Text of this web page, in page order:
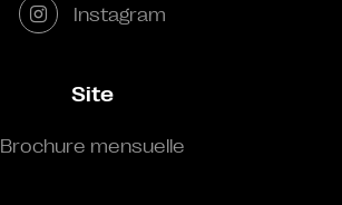
Instagram
Site
Brochure mensuelle